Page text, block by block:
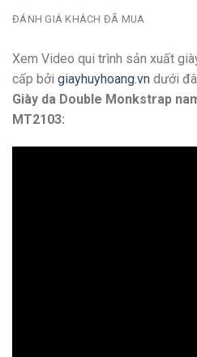
ĐÁNH GIÁ KHÁCH ĐÃ MUA
Xem Video qui trình sản xuất
cấp bởi giayhuyhoang.vn dưới
Giày da Double Monkstrap
MT2103: